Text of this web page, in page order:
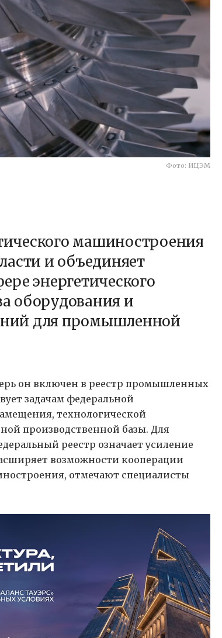
Фото: ИЦЭМ
машиностроения
и объединяет
энергетического
оборудования и
для промышленной
он включен в реестр промышленных
задачам федеральной
технологической
производственной базы. Для
реестр означает усиление
возможности кооперации
отмечают специалисты